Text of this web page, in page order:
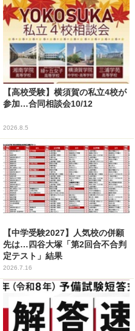
【高校受験】横須賀の私立4校が
参加…合同相談会10/12
2026.8.5
【中学受験2027】人気校の併願
先は…四谷大塚「第2回合不合判
定テスト」結果
2026.7.16